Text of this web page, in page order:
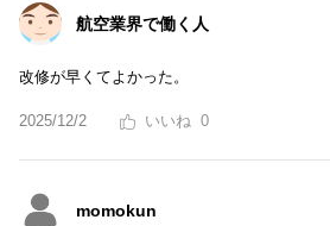
航空業界で働く人
改修が早くてよかった。
2025/12/2 0
momokun